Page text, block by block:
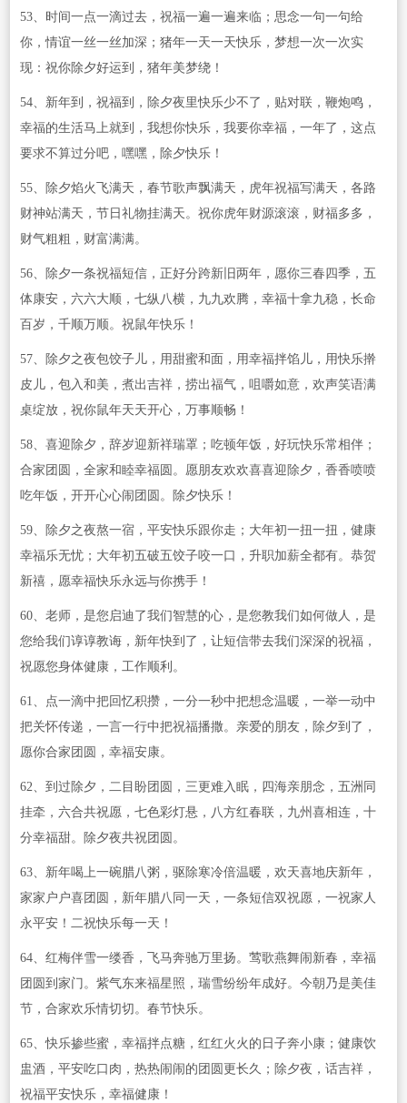
53、时间一点一滴过去，祝福一遍一遍来临；思念一句一句给
你，情谊一丝一丝加深；猪年一天一天快乐，梦想一次一次实
现：祝你除夕好运到，猪年美梦绕！
54、新年到，祝福到，除夕夜里快乐少不了，贴对联，鞭炮鸣，
幸福的生活马上就到，我想你快乐，我要你幸福，一年了，这点
要求不算过分吧，嘿嘿，除夕快乐！
55、除夕焰火飞满天，春节歌声飘满天，虎年祝福写满天，各路
财神站满天，节日礼物挂满天。祝你虎年财源滚滚，财福多多，
财气粗粗，财富满满。
56、除夕一条祝福短信，正好分跨新旧两年，愿你三春四季，五
体康安，六六大顺，七纵八横，九九欢腾，幸福十拿九稳，长命
百岁，千顺万顺。祝鼠年快乐！
57、除夕之夜包饺子儿，用甜蜜和面，用幸福拌馅儿，用快乐擀
皮儿，包入和美，煮出吉祥，捞出福气，咀嚼如意，欢声笑语满
桌绽放，祝你鼠年天天开心，万事顺畅！
58、喜迎除夕，辞岁迎新祥瑞罩；吃顿年饭，好玩快乐常相伴；
合家团圆，全家和睦幸福圆。愿朋友欢欢喜喜迎除夕，香香喷喷
吃年饭，开开心心闹团圆。除夕快乐！
59、除夕之夜熬一宿，平安快乐跟你走；大年初一扭一扭，健康
幸福乐无忧；大年初五破五饺子咬一口，升职加薪全都有。恭贺
新禧，愿幸福快乐永远与你携手！
60、老师，是您启迪了我们智慧的心，是您教我们如何做人，是
您给我们谆谆教诲，新年快到了，让短信带去我们深深的祝福，
祝愿您身体健康，工作顺利。
61、点一滴中把回忆积攒，一分一秒中把想念温暖，一举一动中
把关怀传递，一言一行中把祝福播撒。亲爱的朋友，除夕到了，
愿你合家团圆，幸福安康。
62、到过除夕，二目盼团圆，三更难入眠，四海亲朋念，五洲同
挂牵，六合共祝愿，七色彩灯悬，八方红春联，九州喜相连，十
分幸福甜。除夕夜共祝团圆。
63、新年喝上一碗腊八粥，驱除寒冷倍温暖，欢天喜地庆新年，
家家户户喜团圆，新年腊八同一天，一条短信双祝愿，一祝家人
永平安！二祝快乐每一天！
64、红梅伴雪一缕香，飞马奔驰万里扬。莺歌燕舞闹新春，幸福
团圆到家门。紫气东来福星照，瑞雪纷纷年成好。今朝乃是美佳
节，合家欢乐情切切。春节快乐。
65、快乐掺些蜜，幸福拌点糖，红红火火的日子奔小康；健康饮
盅酒，平安吃口肉，热热闹闹的团圆更长久；除夕夜，话吉祥，
祝福平安快乐，幸福健康！